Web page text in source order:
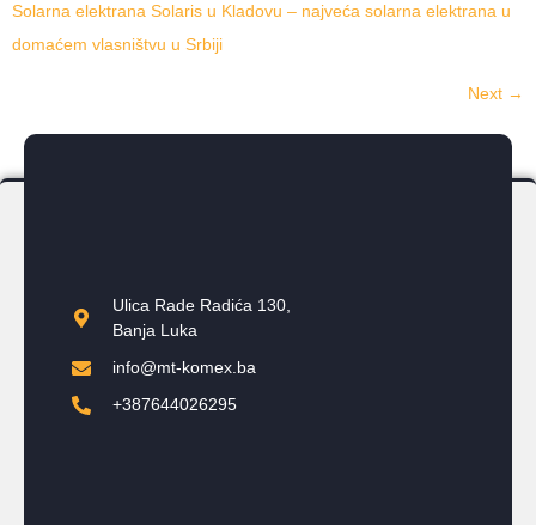
Solarna elektrana Solaris u Kladovu – najveća solarna elektrana u
domaćem vlasništvu u Srbiji
Next →
Ulica Rade Radića 130,
Banja Luka
info@mt-komex.ba
+387644026295